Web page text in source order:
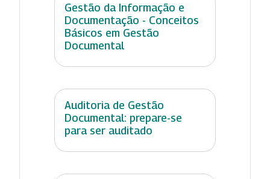
Gestão da Informação e
Documentação - Conceitos
Básicos em Gestão
Documental
Auditoria de Gestão
Documental: prepare-se
para ser auditado